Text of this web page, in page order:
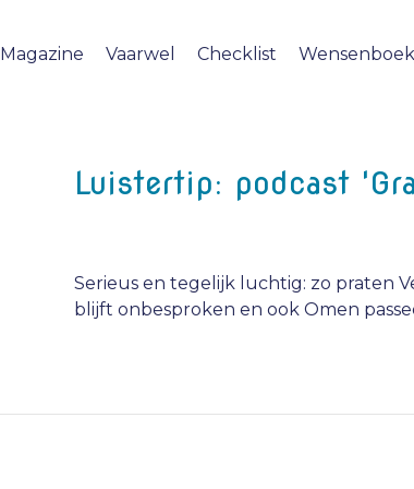
Magazine Vaarwel Checklist
Luistertip: podcast
Serieus en tegelijk luchtig: zo praten
blijft onbesproken en ook Omen